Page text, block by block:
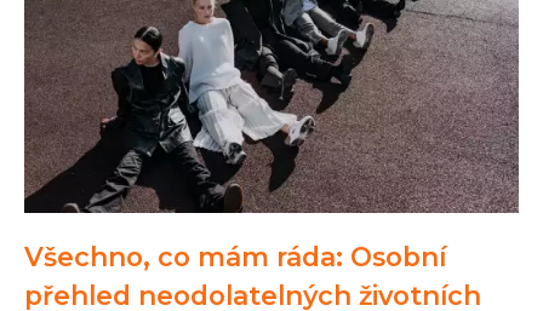
Všechno, co mám ráda: Osobní
přehled neodolatelných životních